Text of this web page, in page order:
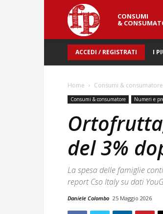
Fresh
Point
Magazine
CONSUMI
&
ACCEDI / REGISTRATI I
Home Consumi & consumatore
Consumi & consumatore Numeri e
del 3%
La spesa delle famiglie
report Cso Italy su dati
Daniele Colombo 25 Maggio 2026